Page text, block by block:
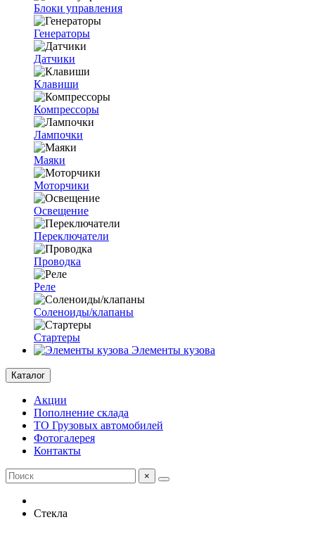
Блоки управления
Генераторы
Датчики
Клавиши
Компрессоры
Лампочки
Маяки
Моторчики
Освещение
Переключатели
Проводка
Реле
Соленоиды/клапаны
Стартеры
Элементы кузова
Каталог
Акции
Пополнение склада
ТО Грузовых автомобилей
Фотогалерея
Контакты
×
Стекла